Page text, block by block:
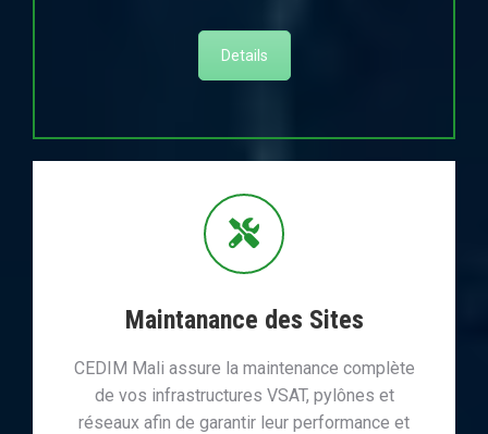
Details
Maintanance des Sites
CEDIM Mali assure la maintenance complète
de vos infrastructures VSAT, pylônes et
réseaux afin de garantir leur performance et